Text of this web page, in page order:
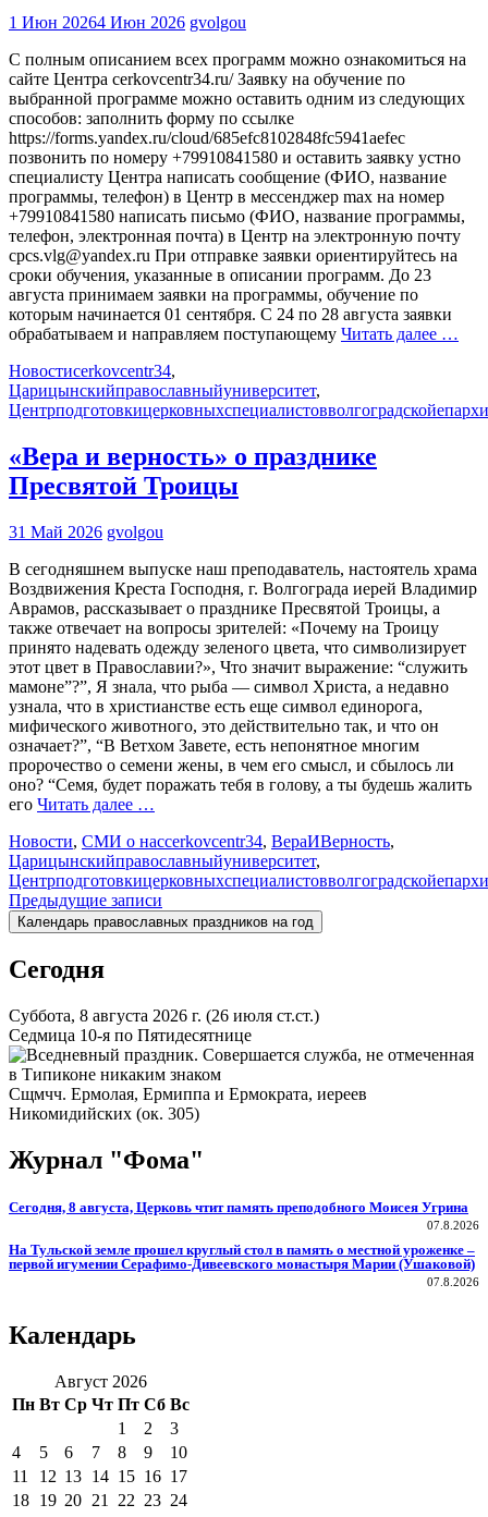
1 Июн 20264 Июн 2026 gvolgou
С полным описанием всех программ можно ознакомиться на
сайте Центра cerkovcentr34.ru/ Заявку на обучение по
выбранной программе можно оставить одним из следующих
способов: заполнить форму по ссылке
https://forms.yandex.ru/cloud/685efc8102848fc5941aefec
позвонить по номеру +79910841580 и оставить заявку устно
специалисту Центра написать сообщение (ФИО, название
программы, телефон) в Центр в мессенджер max на номер
+79910841580 написать письмо (ФИО, название программы,
телефон, электронная почта) в Центр на электронную почту
cpcs.vlg@yandex.ru При отправке заявки ориентируйтесь на
сроки обучения, указанные в описании программ. До 23
августа принимаем заявки на программы, обучение по
которым начинается 01 сентября. С 24 по 28 августа заявки
обрабатываем и направляем поступающему Читать далее …
Новостиcerkovcentr34,
Царицынскийправославныйуниверситет,
«Вера и верность» о празднике
Пресвятой Троицы
31 Май 2026 gvolgou
В сегодняшнем выпуске наш преподаватель, настоятель храма
Воздвижения Креста Господня, г. Волгограда иерей Владимир
Аврамов, рассказывает о празднике Пресвятой Троицы, а
также отвечает на вопросы зрителей: «Почему на Троицу
принято надевать одежду зеленого цвета, что символизирует
этот цвет в Православии?», Что значит выражение: “служить
мамоне”?”, Я знала, что рыба — символ Христа, а недавно
узнала, что в христианстве есть еще символ единорога,
мифического животного, это действительно так, и что он
означает?”, “В Ветхом Завете, есть непонятное многим
пророчество о семени жены, в чем его смысл, и сбылось ли
оно? “Семя, будет поражать тебя в голову, а ты будешь жалить
его Читать далее …
Новости, СМИ о насcerkovcentr34, ВераИВерность,
Царицынскийправославныйуниверситет,
Навигация
по
записям
Предыдущие записи
Календарь православных праздников на год
Сегодня
Суббота, 8 августа 2026 г. (26 июля ст.ст.)
Седмица 10-я по Пятидесятнице
Сщмчч. Ермолая, Ермиппа и Ермократа, иереев
Никомидийских (ок. 305)
Журнал "Фома"
Сегодня, 8 августа, Церковь чтит память преподобного Моисея Угрина
07.8.2026
На Тульской земле прошел круглый стол в память о местной уроженке –
первой игумении Серафимо-Дивеевского монастыря Марии (Ушаковой)
07.8.2026
Календарь
Август 2026
Пн Вт Ср Чт Пт Сб Вс
1
2
3
4
5 6 7 8 9
10
11
12 13 14 15 16 17
18 19 20 21 22 23 24